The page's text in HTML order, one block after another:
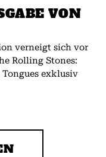
VON
verneigt sich vor
exklusiv